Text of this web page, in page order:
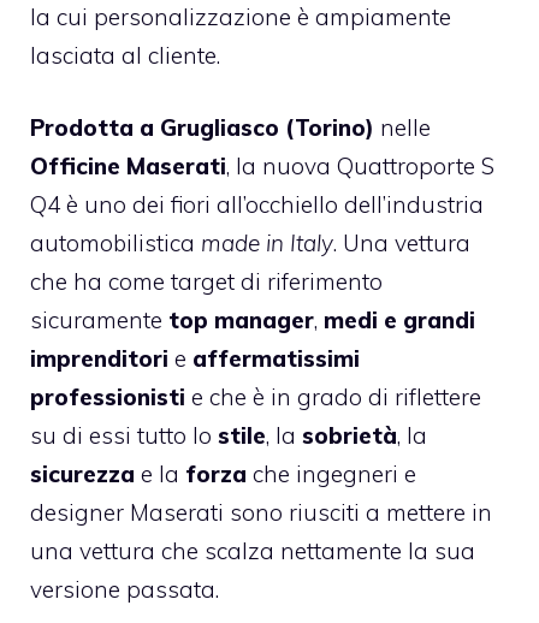
la cui personalizzazione è ampiamente
lasciata al cliente.
Prodotta a Grugliasco (Torino) nelle
Officine Maserati, la nuova Quattroporte S
Q4 è uno dei fiori all’occhiello dell’industria
automobilistica made in Italy. Una vettura
che ha come target di riferimento
sicuramente top manager, medi e grandi
imprenditori e affermatissimi
professionisti e che è in grado di riflettere
su di essi tutto lo stile, la sobrietà, la
sicurezza e la forza che ingegneri e
designer Maserati sono riusciti a mettere in
una vettura che scalza nettamente la sua
versione passata.